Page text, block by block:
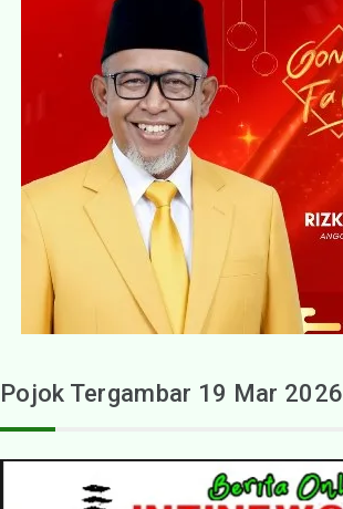
Pojok Tergambar 19 Mar 2026